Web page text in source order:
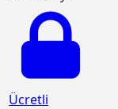
Ücretli